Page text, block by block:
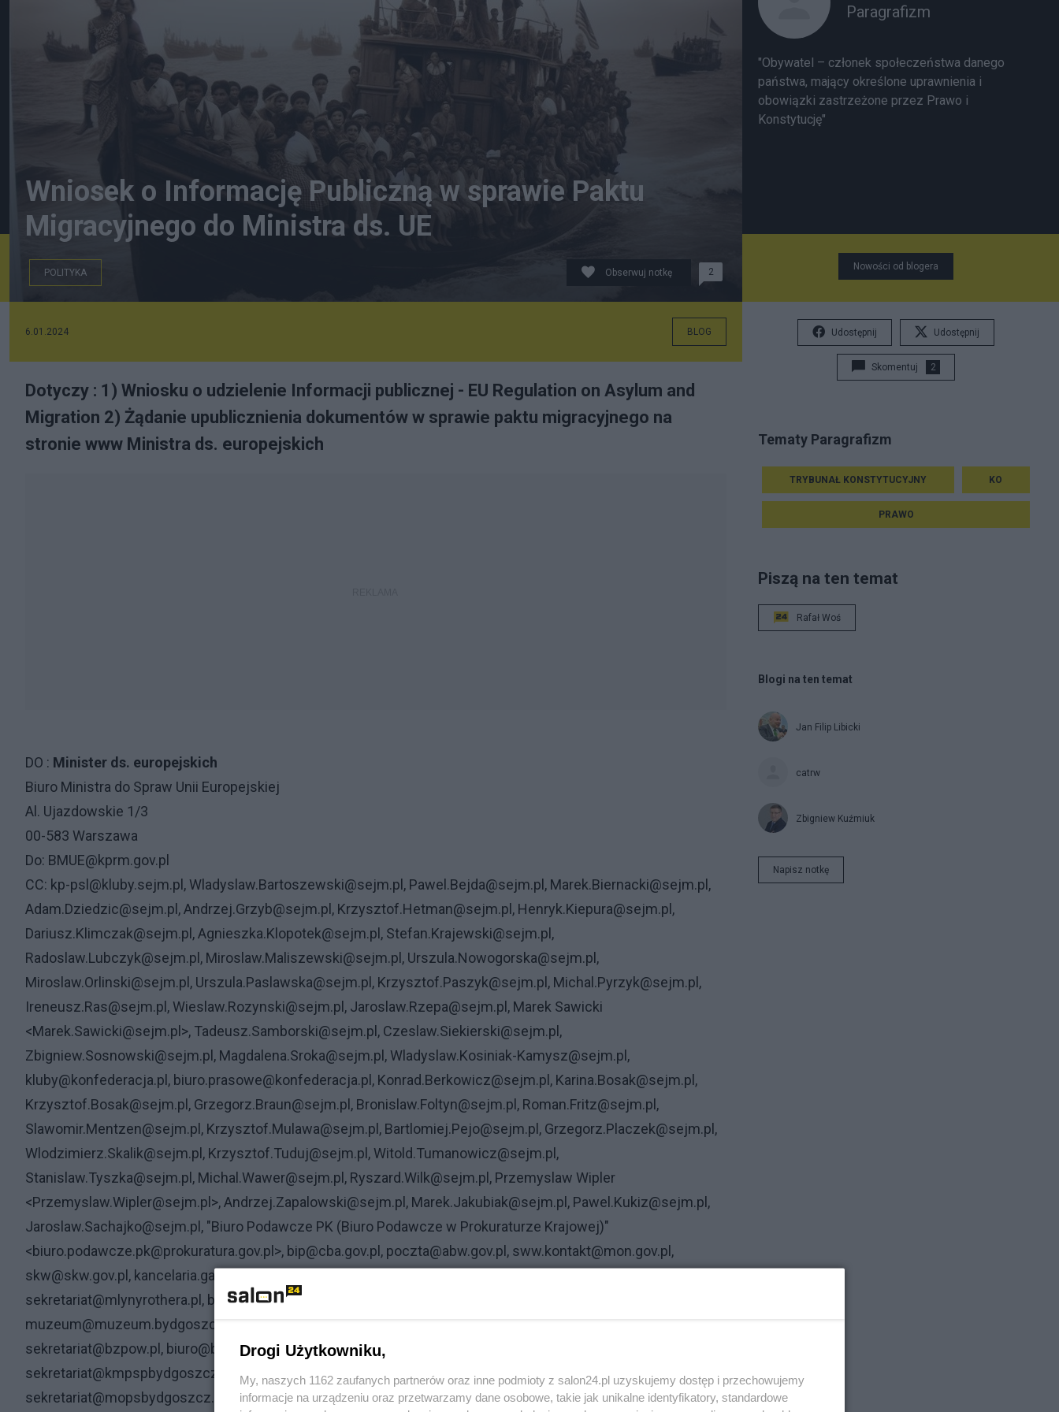
Wniosek o Informację Publiczną w sprawie Paktu
Migracyjnego do Ministra ds. UE
POLITYKA Obserwuj notkę 2
6.01.2024 BLOG
Dotyczy : 1) Wniosku o udzielenie Informacji publicznej - EU Regulation on Asylum and
Migration 2) Żądanie upublicznienia dokumentów w sprawie paktu migracyjnego na
stronie www Ministra ds. europejskich
DO : Minister ds. europejskich
Biuro Ministra do Spraw Unii Europejskiej
Al. Ujazdowskie 1/3
00-583 Warszawa
Do: BMUE@kprm.gov.pl
CC: kp-psl@kluby.sejm.pl, Wladyslaw.Bartoszewski@sejm.pl, Pawel.Bejda@sejm.pl, Marek.Biernacki@sejm.pl,
Adam.Dziedzic@sejm.pl, Andrzej.Grzyb@sejm.pl, Krzysztof.Hetman@sejm.pl, Henryk.Kiepura@sejm.pl,
Dariusz.Klimczak@sejm.pl, Agnieszka.Klopotek@sejm.pl, Stefan.Krajewski@sejm.pl,
Radoslaw.Lubczyk@sejm.pl, Miroslaw.Maliszewski@sejm.pl, Urszula.Nowogorska@sejm.pl,
Miroslaw.Orlinski@sejm.pl, Urszula.Paslawska@sejm.pl, Krzysztof.Paszyk@sejm.pl, Michal.Pyrzyk@sejm.pl,
Ireneusz.Ras@sejm.pl, Wieslaw.Rozynski@sejm.pl, Jaroslaw.Rzepa@sejm.pl, Marek Sawicki
<Marek.Sawicki@sejm.pl>, Tadeusz.Samborski@sejm.pl, Czeslaw.Siekierski@sejm.pl,
Zbigniew.Sosnowski@sejm.pl, Magdalena.Sroka@sejm.pl, Wladyslaw.Kosiniak-Kamysz@sejm.pl,
kluby@konfederacja.pl, biuro.prasowe@konfederacja.pl, Konrad.Berkowicz@sejm.pl, Karina.Bosak@sejm.pl,
Krzysztof.Bosak@sejm.pl, Grzegorz.Braun@sejm.pl, Bronislaw.Foltyn@sejm.pl, Roman.Fritz@sejm.pl,
Slawomir.Mentzen@sejm.pl, Krzysztof.Mulawa@sejm.pl, Bartlomiej.Pejo@sejm.pl, Grzegorz.Placzek@sejm.pl,
Wlodzimierz.Skalik@sejm.pl, Krzysztof.Tuduj@sejm.pl, Witold.Tumanowicz@sejm.pl,
Stanislaw.Tyszka@sejm.pl, Michal.Wawer@sejm.pl, Ryszard.Wilk@sejm.pl, Przemyslaw Wipler
<Przemyslaw.Wipler@sejm.pl>, Andrzej.Zapalowski@sejm.pl, Marek.Jakubiak@sejm.pl, Pawel.Kukiz@sejm.pl,
Jaroslaw.Sachajko@sejm.pl, "Biuro Podawcze PK (Biuro Podawcze w Prokuraturze Krajowej)"
<biuro.podawcze.pk@prokuratura.gov.pl>, bip@cba.gov.pl, poczta@abw.gov.pl, sww.kontakt@mon.gov.pl,
skw@skw.gov.pl, kancelaria.gabinetkgp@policja.gov.pl, kontakt@kprm.gov.pl, kontakt@mswia.gov.pl,
sekretariat@mlynyrothera.pl, bwa@galeriabwa.bydgoszcz.pl, sekretariat@mck-bydgoszcz.pl,
muzeum@muzeum.bydgoszcz.pl, biuro@teatrkameralny.com, tp@teatrpolski.pl, borpa@poczta.onet.pl,
sekretariat@bzpow.pl, biuro@bbfo.bydgoszcz.pl, bci@visitbydgoszcz.pl, sekretariat@bcsbydgoszcz.pl,
sekretariat@kmpspbydgoszcz.pl, sekretariat@mpg.bydgoszcz.pl, mpu@mpu.bydgoszcz.pl,
sekretariat@mopsbydgoszcz.pl, sekretariat@pinbbydgoszcz.pl, sekretariat@pup.bydgoszcz.pl,
Paragrafizm
"Obywatel – członek społeczeństwa danego
państwa, mający określone uprawnienia i
obowiązki zastrzeżone przez Prawo i
Konstytucję"
Nowości od blogera
Udostępnij Udostępnij
Skomentuj 2
Tematy Paragrafizm
TRYBUNAŁ KONSTYTUCYJNY KO
PRAWO
Piszą na ten temat
Rafał Woś
Blogi na ten temat
Jan Filip Libicki
catrw
Zbigniew Kuźmiuk
Napisz notkę
Drogi Użytkowniku,
My, naszych 1162 zaufanych partnerów oraz inne podmioty z salon24.pl uzyskujemy dostęp i przechowujemy
informacje na urządzeniu oraz przetwarzamy dane osobowe, takie jak unikalne identyfikatory, standardowe